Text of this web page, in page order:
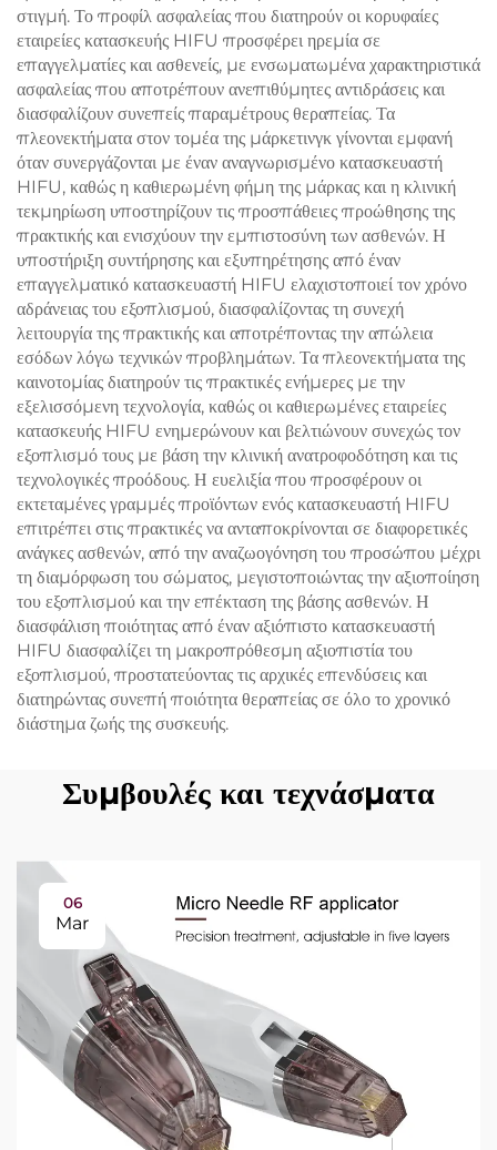
στιγμή. Το προφίλ ασφαλείας που διατηρούν οι κορυφαίες
εταιρείες κατασκευής HIFU προσφέρει ηρεμία σε
επαγγελματίες και ασθενείς, με ενσωματωμένα χαρακτηριστικά
ασφαλείας που αποτρέπουν ανεπιθύμητες αντιδράσεις και
διασφαλίζουν συνεπείς παραμέτρους θεραπείας. Τα
πλεονεκτήματα στον τομέα της μάρκετινγκ γίνονται εμφανή
όταν συνεργάζονται με έναν αναγνωρισμένο κατασκευαστή
HIFU, καθώς η καθιερωμένη φήμη της μάρκας και η κλινική
τεκμηρίωση υποστηρίζουν τις προσπάθειες προώθησης της
πρακτικής και ενισχύουν την εμπιστοσύνη των ασθενών. Η
υποστήριξη συντήρησης και εξυπηρέτησης από έναν
επαγγελματικό κατασκευαστή HIFU ελαχιστοποιεί τον χρόνο
αδράνειας του εξοπλισμού, διασφαλίζοντας τη συνεχή
λειτουργία της πρακτικής και αποτρέποντας την απώλεια
εσόδων λόγω τεχνικών προβλημάτων. Τα πλεονεκτήματα της
καινοτομίας διατηρούν τις πρακτικές ενήμερες με την
εξελισσόμενη τεχνολογία, καθώς οι καθιερωμένες εταιρείες
κατασκευής HIFU ενημερώνουν και βελτιώνουν συνεχώς τον
εξοπλισμό τους με βάση την κλινική ανατροφοδότηση και τις
τεχνολογικές προόδους. Η ευελιξία που προσφέρουν οι
εκτεταμένες γραμμές προϊόντων ενός κατασκευαστή HIFU
επιτρέπει στις πρακτικές να ανταποκρίνονται σε διαφορετικές
ανάγκες ασθενών, από την αναζωογόνηση του προσώπου μέχρι
τη διαμόρφωση του σώματος, μεγιστοποιώντας την αξιοποίηση
του εξοπλισμού και την επέκταση της βάσης ασθενών. Η
διασφάλιση ποιότητας από έναν αξιόπιστο κατασκευαστή
HIFU διασφαλίζει τη μακροπρόθεσμη αξιοπιστία του
εξοπλισμού, προστατεύοντας τις αρχικές επενδύσεις και
διατηρώντας συνεπή ποιότητα θεραπείας σε όλο το χρονικό
διάστημα ζωής της συσκευής.
Συμβουλές και τεχνάσματα
06
Mar